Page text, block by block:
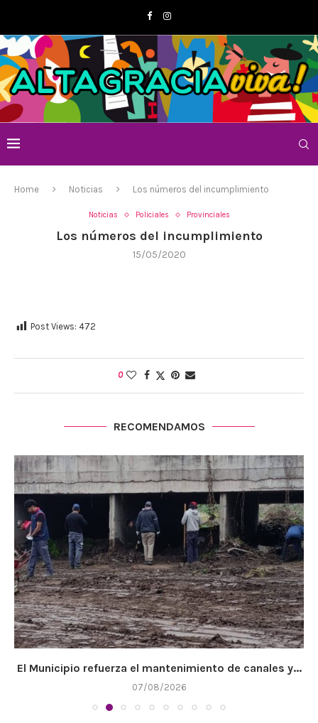
Home Noticias Los números del incumplimiento
Noticias Policiales Provinciales
Los números del incumplimiento
15/05/2020
Post Views: 472
0
RECOMENDAMOS
El Municipio refuerza el mantenimiento de canales y...
07/08/2026